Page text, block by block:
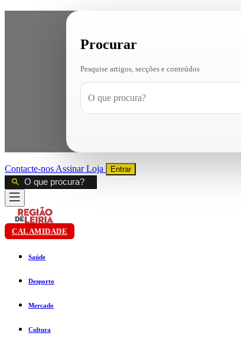
Procurar
Pesquise artigos, secções e conteúdos
Contacte-nos AssinarLoja Entrar
CALAMIDADE
Saúde
Desporto
Mercado
Cultura